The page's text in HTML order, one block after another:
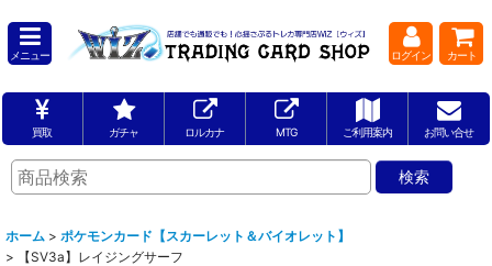
メニュー ログイン カート
買取 ガチャ ロルカナ MTG ご利用案内 お問い合せ
ホーム > ポケモンカード【スカーレット＆バイオレット】
>
【SV3a】レイジングサーフ